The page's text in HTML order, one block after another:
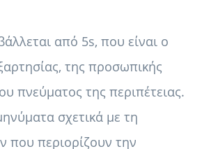
από 5s, που είναι ο
της προσωπικής
πνεύματος της περιπέτειας.
σχετικά με τη
που περιορίζουν την